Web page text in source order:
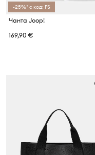
-25%* с код: FS
Чанта Joop!
169,90 €